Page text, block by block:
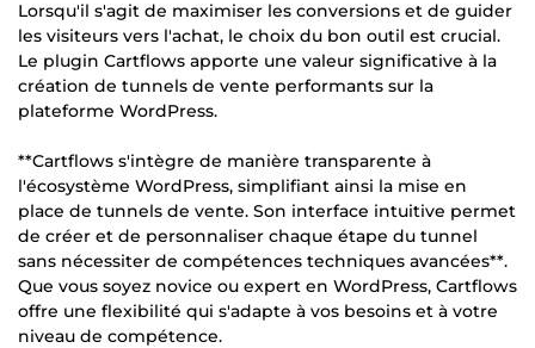
Lorsqu'il s'agit de maximiser les conversions et de guider
les visiteurs vers l'achat, le choix du bon outil est crucial.
Le plugin Cartflows apporte une valeur significative à la
création de tunnels de vente performants sur la
plateforme WordPress.
**Cartflows s'intègre de manière transparente à
l'écosystème WordPress, simplifiant ainsi la mise en
place de tunnels de vente. Son interface intuitive permet
de créer et de personnaliser chaque étape du tunnel
sans nécessiter de compétences techniques avancées**.
Que vous soyez novice ou expert en WordPress, Cartflows
offre une flexibilité qui s'adapte à vos besoins et à votre
niveau de compétence.